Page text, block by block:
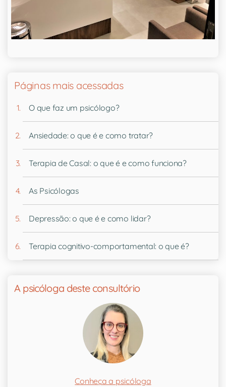
Páginas mais acessadas
O que faz um psicólogo?
Ansiedade: o que é e como tratar?
Terapia de Casal: o que é e como funciona?
As Psicólogas
Depressão: o que é e como lidar?
Terapia cognitivo-comportamental: o que é?
A psicóloga deste consultório
Conheça a psicóloga